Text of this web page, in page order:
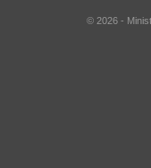
© 2026 -